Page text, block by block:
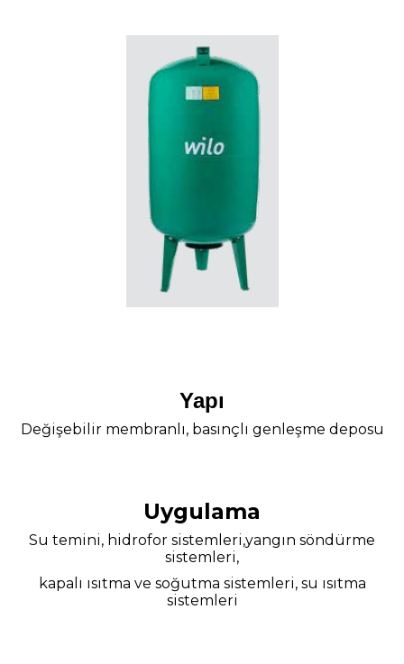
Yapı
Değişebilir membranlı, basınçlı genleşme deposu
Uygulama
Su temini, hidrofor sistemleri,yangın söndürme
sistemleri,
kapalı ısıtma ve soğutma sistemleri, su ısıtma
sistemleri